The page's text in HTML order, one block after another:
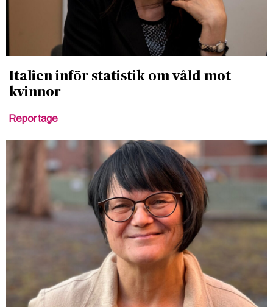
Italien inför statistik om våld mot
kvinnor
Reportage